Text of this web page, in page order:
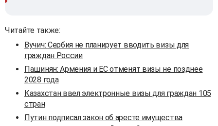
Читайте также:
Вучич: Сербия не планирует вводить визы для
граждан России
Пашинян: Армения и ЕС отменят визы не позднее
2028 года
Казахстан ввел электронные визы для граждан 105
стран
Путин подписал закон об аресте имущества